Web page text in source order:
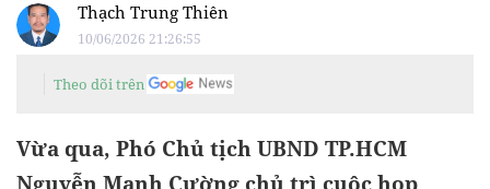
Thạch Trung Thiên
10/06/2026 21:26:55
Theo dõi trên
Vừa qua, Phó Chủ tịch UBND TP.HCM